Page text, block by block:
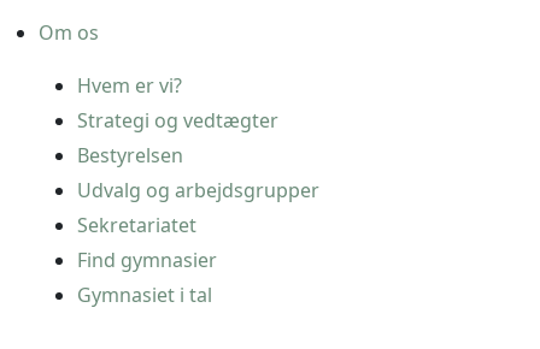
Om os
Hvem er vi?
Strategi og vedtægter
Bestyrelsen
Udvalg og arbejdsgrupper
Sekretariatet
Find gymnasier
Gymnasiet i tal